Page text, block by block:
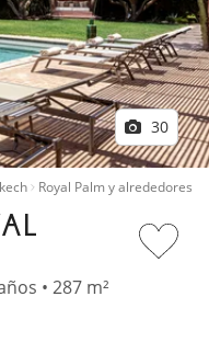
30
Royal Palm y alrededores
• 287 m²